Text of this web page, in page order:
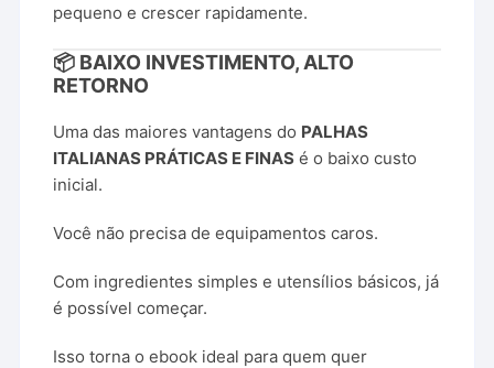
pequeno e crescer rapidamente.
📦 BAIXO INVESTIMENTO, ALTO
RETORNO
Uma das maiores vantagens do PALHAS
ITALIANAS PRÁTICAS E FINAS é o baixo custo
inicial.
Você não precisa de equipamentos caros.
Com ingredientes simples e utensílios básicos, já
é possível começar.
Isso torna o ebook ideal para quem quer